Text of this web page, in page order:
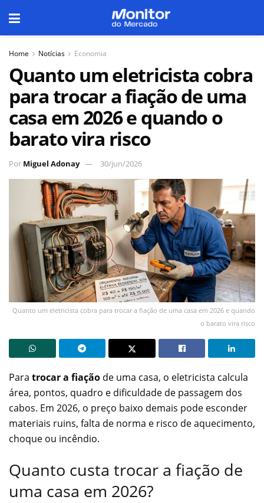
Home Notícias Economia
Quanto um eletricista cobra
para trocar a fiação de uma
casa em 2026 e quando o
barato vira risco
Por Miguel Adonay 30/jun/2026
Quanto um eletricista cobra para trocar a fiação de uma casa em 2026 e quando
o barato vira risco
Para trocar a fiação de uma casa, o eletricista calcula
área, pontos, quadro e dificuldade de passagem dos
cabos. Em 2026, o preço baixo demais pode esconder
materiais ruins, falta de norma e risco de aquecimento,
choque ou incêndio.
Quanto custa trocar a fiação de
uma casa em 2026?